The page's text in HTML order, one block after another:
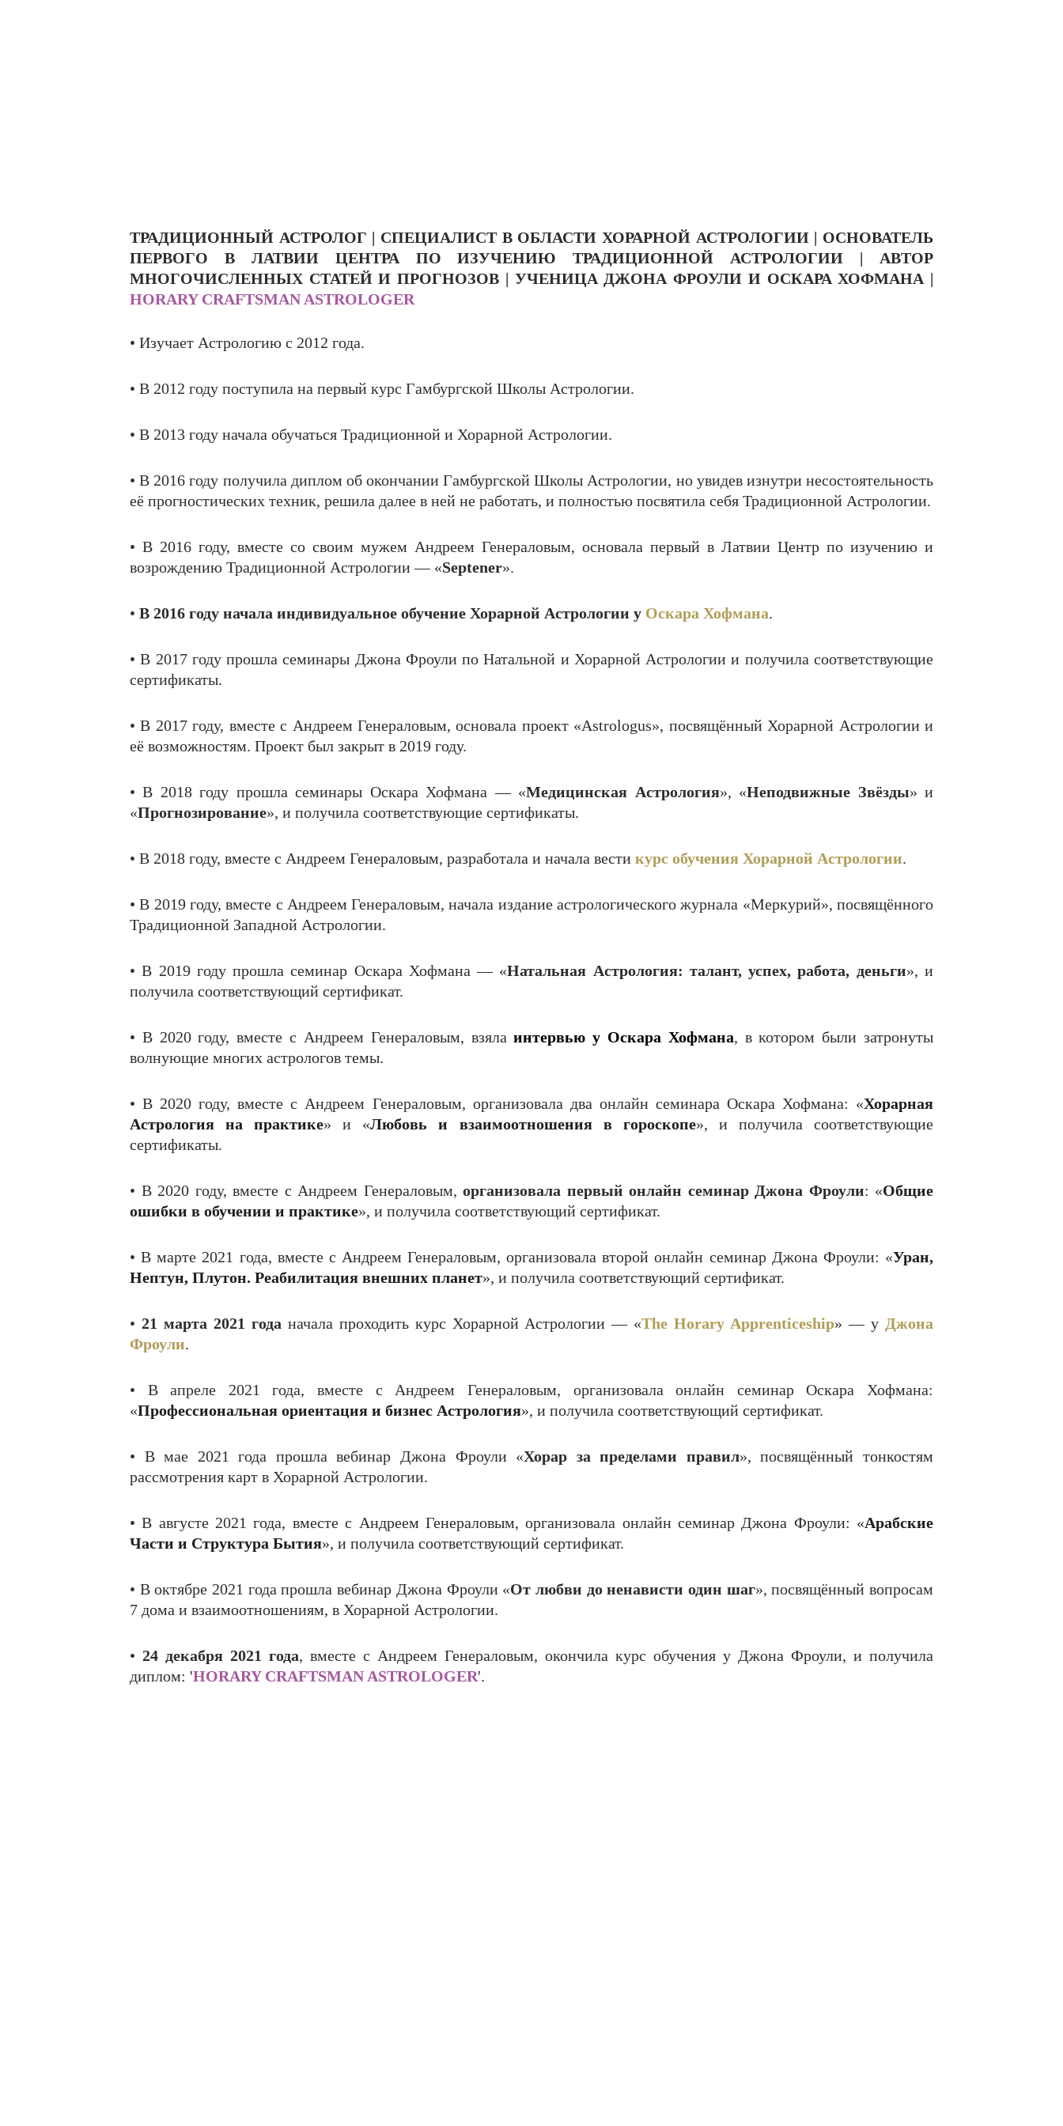
ТРАДИЦИОННЫЙ АСТРОЛОГ | СПЕЦИАЛИСТ В ОБЛАСТИ ХОРАРНОЙ АСТРОЛОГИИ | ОСНОВАТЕЛЬ
ПЕРВОГО В ЛАТВИИ ЦЕНТРА ПО ИЗУЧЕНИЮ ТРАДИЦИОННОЙ АСТРОЛОГИИ | АВТОР
МНОГОЧИСЛЕННЫХ СТАТЕЙ И ПРОГНОЗОВ | УЧЕНИЦА ДЖОНА ФРОУЛИ И ОСКАРА ХОФМАНА |
HORARY CRAFTSMAN ASTROLOGER
• Изучает Астрологию с 2012 года.
• В 2012 году поступила на первый курс Гамбургской Школы Астрологии.
• В 2013 году начала обучаться Традиционной и Хорарной Астрологии.
• В 2016 году получила диплом об окончании Гамбургской Школы Астрологии, но увидев изнутри несостоятельность
её прогностических техник, решила далее в ней не работать, и полностью посвятила себя Традиционной Астрологии.
• В 2016 году, вместе со своим мужем Андреем Генераловым, основала первый в Латвии Центр по изучению и
возрождению Традиционной Астрологии — «Septener».
• В 2016 году начала индивидуальное обучение Хорарной Астрологии у Оскара Хофмана.
• В 2017 году прошла семинары Джона Фроули по Натальной и Хорарной Астрологии и получила соответствующие
сертификаты.
• В 2017 году, вместе с Андреем Генераловым, основала проект «Astrologus», посвящённый Хорарной Астрологии и
её возможностям. Проект был закрыт в 2019 году.
• В 2018 году прошла семинары Оскара Хофмана — «Медицинская Астрология», «Неподвижные Звёзды» и
«Прогнозирование», и получила соответствующие сертификаты.
• В 2018 году, вместе с Андреем Генераловым, разработала и начала вести курс обучения Хорарной Астрологии.
• В 2019 году, вместе с Андреем Генераловым, начала издание астрологического журнала «Меркурий», посвящённого
Традиционной Западной Астрологии.
• В 2019 году прошла семинар Оскара Хофмана — «Натальная Астрология: талант, успех, работа, деньги», и
получила соответствующий сертификат.
• В 2020 году, вместе с Андреем Генераловым, взялаинтервью у Оскара Хофмана, в котором были затронуты
волнующие многих астрологов темы.
• В 2020 году, вместе с Андреем Генераловым, организовала два онлайн семинара Оскара Хофмана: «Хорарная
Астрология на практике» и «Любовь и взаимоотношения в гороскопе», и получила соответствующие
сертификаты.
• В 2020 году, вместе с Андреем Генераловым, организовала первый онлайн семинар Джона Фроули: «Общие
ошибки в обучении и практике», и получила соответствующий сертификат.
• В марте 2021 года, вместе с Андреем Генераловым, организовала второй онлайн семинар Джона Фроули: «Уран,
Нептун, Плутон. Реабилитация внешних планет», и получила соответствующий сертификат.
• 21 марта 2021 года начала проходить курс Хорарной Астрологии — «The Horary Apprenticeship» — у Джона
Фроули.
• В апреле 2021 года, вместе с Андреем Генераловым, организовала онлайн семинар Оскара Хофмана:
«Профессиональная ориентация и бизнес Астрология», и получила соответствующий сертификат.
• В мае 2021 года прошла вебинар Джона Фроули «Хорар за пределами правил», посвящённый тонкостям
рассмотрения карт в Хорарной Астрологии.
• В августе 2021 года, вместе с Андреем Генераловым, организовала онлайн семинар Джона Фроули: «Арабские
Части и Структура Бытия», и получила соответствующий сертификат.
• В октябре 2021 года прошла вебинар Джона Фроули «От любви до ненависти один шаг», посвящённый вопросам
7 дома и взаимоотношениям, в Хорарной Астрологии.
• 24 декабря 2021 года, вместе с Андреем Генераловым, окончила курс обучения у Джона Фроули, и получила
диплом: 'HORARY CRAFTSMAN ASTROLOGER'.